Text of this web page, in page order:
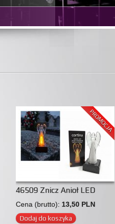
46509 Znicz Anioł LED
PROMOCJA
Cena (brutto): 13,50 PLN
Dodaj do koszyka